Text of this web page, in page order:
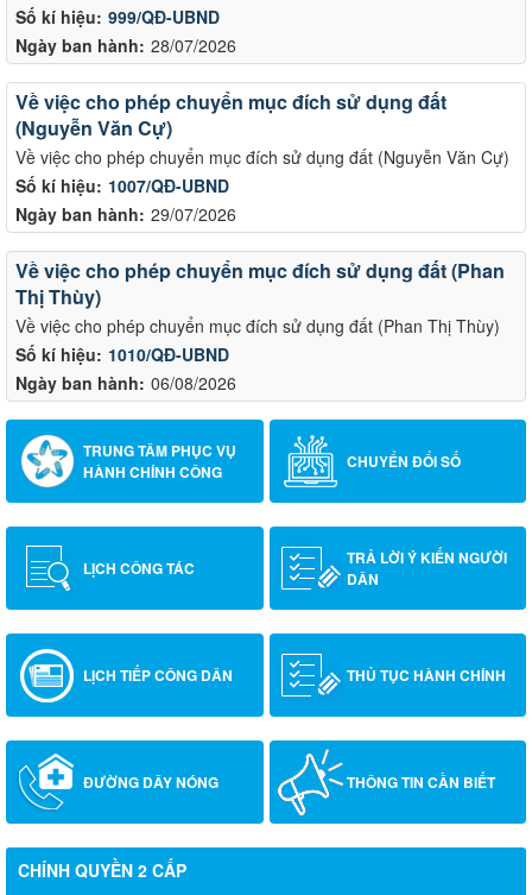
Số kí hiệu: 999/QĐ-UBND
Ngày ban hành: 28/07/2026
Số kí hiệu: 1007/QĐ-UBND
Ngày ban hành: 29/07/2026
Về việc cho phép chuyển mục đích sử dụng đất
(Nguyễn Văn Cự)
Về việc cho phép chuyển mục đích sử dụng đất (Nguyễn Văn Cự)
Số kí hiệu: 1010/QĐ-UBND
Ngày ban hành: 06/08/2026
Về việc cho phép chuyển mục đích sử dụng đất (Phan
Thị Thùy)
Về việc cho phép chuyển mục đích sử dụng đất (Phan Thị Thùy)
TRUNG TÂM PHỤC VỤ
HÀNH CHÍNH CÔNG
CHUYỂN ĐỔI SỐ
LỊCH CÔNG TÁC
TRẢ LỜI Ý KIẾN NGƯỜI
DÂN
LỊCH TIẾP CÔNG DÂN THỦ TỤC HÀNH CHÍNH
ĐƯỜNG DÂY NÓNG THÔNG TIN CẦN BIẾT
CHÍNH QUYỀN 2 CẤP